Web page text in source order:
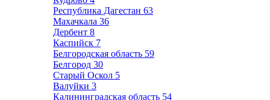
Республика Дагестан 63
Махачкала 36
Дербент 8
Каспийск 7
Белгородская область 59
Белгород 30
Старый Оскол 5
Валуйки 3
Калининградская область 54